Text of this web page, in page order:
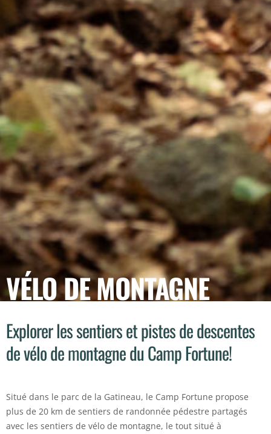
VÉLO DE MONTAGNE
Explorer les sentiers et pistes de descentes
de vélo de montagne du Camp Fortune!
Situé dans le parc de la Gatineau, le Camp Fortune propose
plus de 20 km de sentiers de randonnée pédestre partagés
avec les sentiers de vélo de montagne, le tout situé à